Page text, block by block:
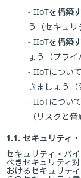
- IIoTを構築
う（セキュリ
- IIoTを構築
ょう（プライ
- IIoTについ
きましょう（
- IIoTについ
（リスクと脅
1.1. セキュリティ
セキュリティ・バ
べきセキュリティ
おけるセキュリテ